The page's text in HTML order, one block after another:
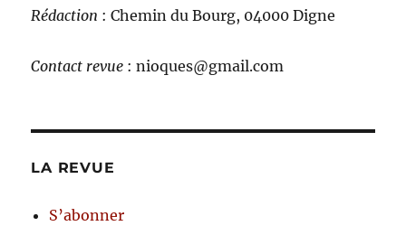
Rédaction : Chemin du Bourg, 04000 Digne
Contact revue : nioques@gmail.com
LA REVUE
S’abonner